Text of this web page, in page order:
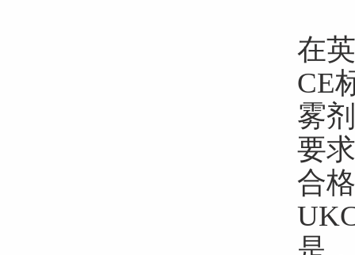
在
CE
雾
要
合